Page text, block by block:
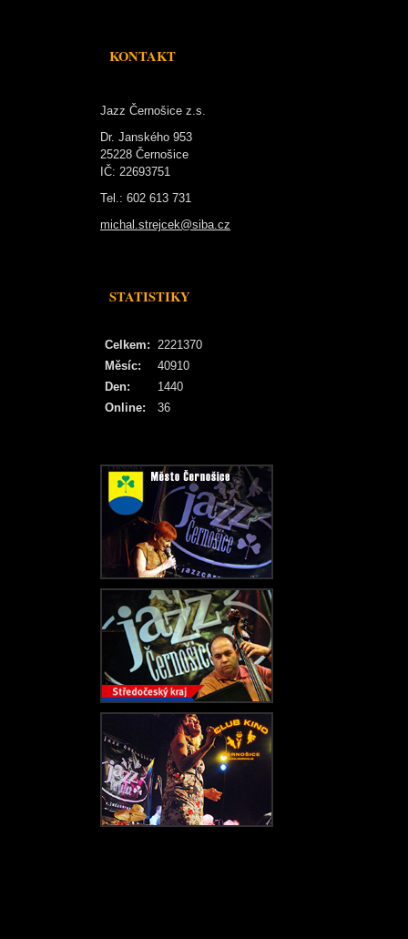
KONTAKT
Jazz Černošice z.s.
Dr. Janského 953
25228 Černošice
IČ: 22693751
Tel.: 602 613 731
michal.strejcek@siba.cz
STATISTIKY
Online: 36
Celkem: 2221370
Měsíc:
40910
Den:
1440